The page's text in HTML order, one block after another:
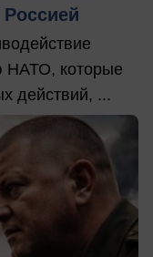
НАТО, которые
действий, ...